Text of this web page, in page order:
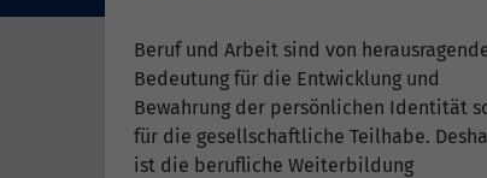
Beruf und Arbeit sind von
Bedeutung für die Entwicklung und
Bewahrung der persönlichen Identität
für die gesellschaftliche Teilhabe.
ist die berufliche Weiterbildung